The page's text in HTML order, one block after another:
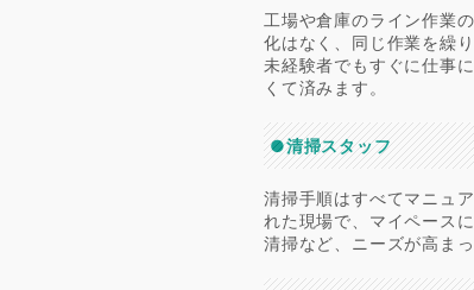
工場や倉庫のライン作業
化はなく、同じ作業を繰
未経験者でもすぐに仕事
くて済みます。
●清掃スタッフ
清掃手順はすべてマニュ
れた現場で、マイペース
清掃など、ニーズが高ま